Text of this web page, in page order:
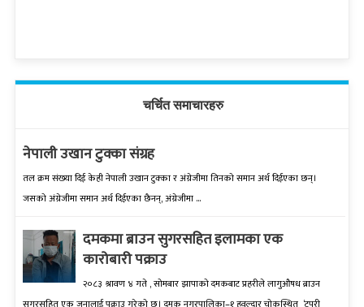
चर्चित समाचारहरु
नेपाली उखान टुक्का संग्रह
तल क्रम संख्‍या दिई केही नेपाली उखान टुक्‍का र अंग्रेजीमा तिनको समान अर्थ दिईएका छन्।
जसको अंग्रेजीमा समान अर्थ दिईएका छैनन्, अंग्रेजीमा ...
दमकमा ब्राउन सुगरसहित इलामका एक
कारोबारी पक्राउ
२०८३ श्रावण ४ गते , सोमबार झापाको दमकबाट प्रहरीले लागुऔषध ब्राउन
सुगरसहित एक जनालाई पक्राउ गरेको छ। दमक नगरपालिका–१ हवल्दार चोकस्थित ‘टपरी